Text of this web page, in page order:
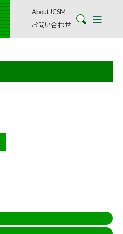
About JCSM
お問い合わせ